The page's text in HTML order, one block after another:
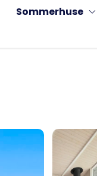
Sommerhuse